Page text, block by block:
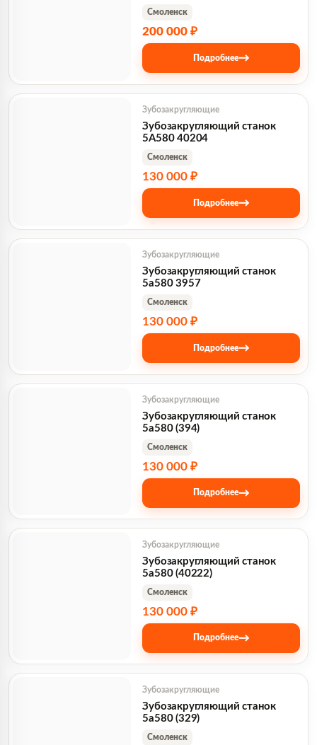
200 000 ₽
Смоленск
Подробнее→
Зубозакругляющий станок
5А580 40204
Зубозакругляющие
130 000 ₽
Смоленск
Подробнее→
Зубозакругляющий станок
5а580 3957
Зубозакругляющие
130 000 ₽
Смоленск
Подробнее→
Зубозакругляющий станок
5а580 (394)
Зубозакругляющие
130 000 ₽
Смоленск
Подробнее→
Зубозакругляющий станок
5а580 (40222)
Зубозакругляющие
130 000 ₽
Смоленск
Подробнее→
Зубозакругляющий станок
5а580 (329)
Зубозакругляющие
Смоленск